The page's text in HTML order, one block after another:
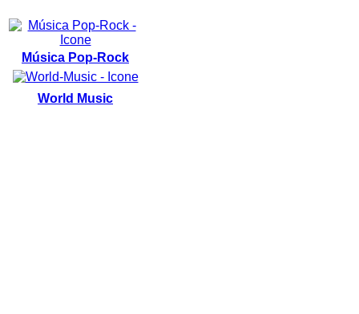
Música Pop-Rock
World Music